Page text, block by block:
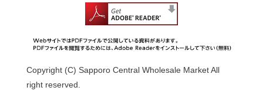
Copyright (C) Sapporo Central Wholesale Market All
right reserved.